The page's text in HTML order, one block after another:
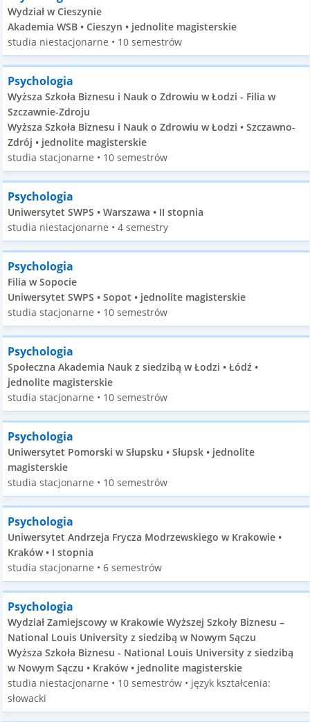
Wydział w Cieszynie
Akademia WSB • Cieszyn • jednolite magisterskie
studia niestacjonarne • 10 semestrów
Psychologia
Wyższa Szkoła Biznesu i Nauk o Zdrowiu w Łodzi - Filia w
Szczawnie-Zdroju
Wyższa Szkoła Biznesu i Nauk o Zdrowiu w Łodzi • Szczawno-
Zdrój • jednolite magisterskie
studia stacjonarne • 10 semestrów
Psychologia
Uniwersytet SWPS • Warszawa • II stopnia
studia niestacjonarne • 4 semestry
Psychologia
Filia w Sopocie
Uniwersytet SWPS • Sopot • jednolite magisterskie
studia stacjonarne • 10 semestrów
Psychologia
Społeczna Akademia Nauk z siedzibą w Łodzi • Łódź •
jednolite magisterskie
studia stacjonarne • 10 semestrów
Psychologia
Uniwersytet Pomorski w Słupsku • Słupsk • jednolite
magisterskie
studia stacjonarne • 10 semestrów
Psychologia
Uniwersytet Andrzeja Frycza Modrzewskiego w Krakowie •
Kraków • I stopnia
studia stacjonarne • 6 semestrów
Psychologia
Wydział Zamiejscowy w Krakowie Wyższej Szkoły Biznesu –
National Louis University z siedzibą w Nowym Sączu
Wyższa Szkoła Biznesu - National Louis University z siedzibą
w Nowym Sączu • Kraków • jednolite magisterskie
studia niestacjonarne • 10 semestrów • język kształcenia:
słowacki